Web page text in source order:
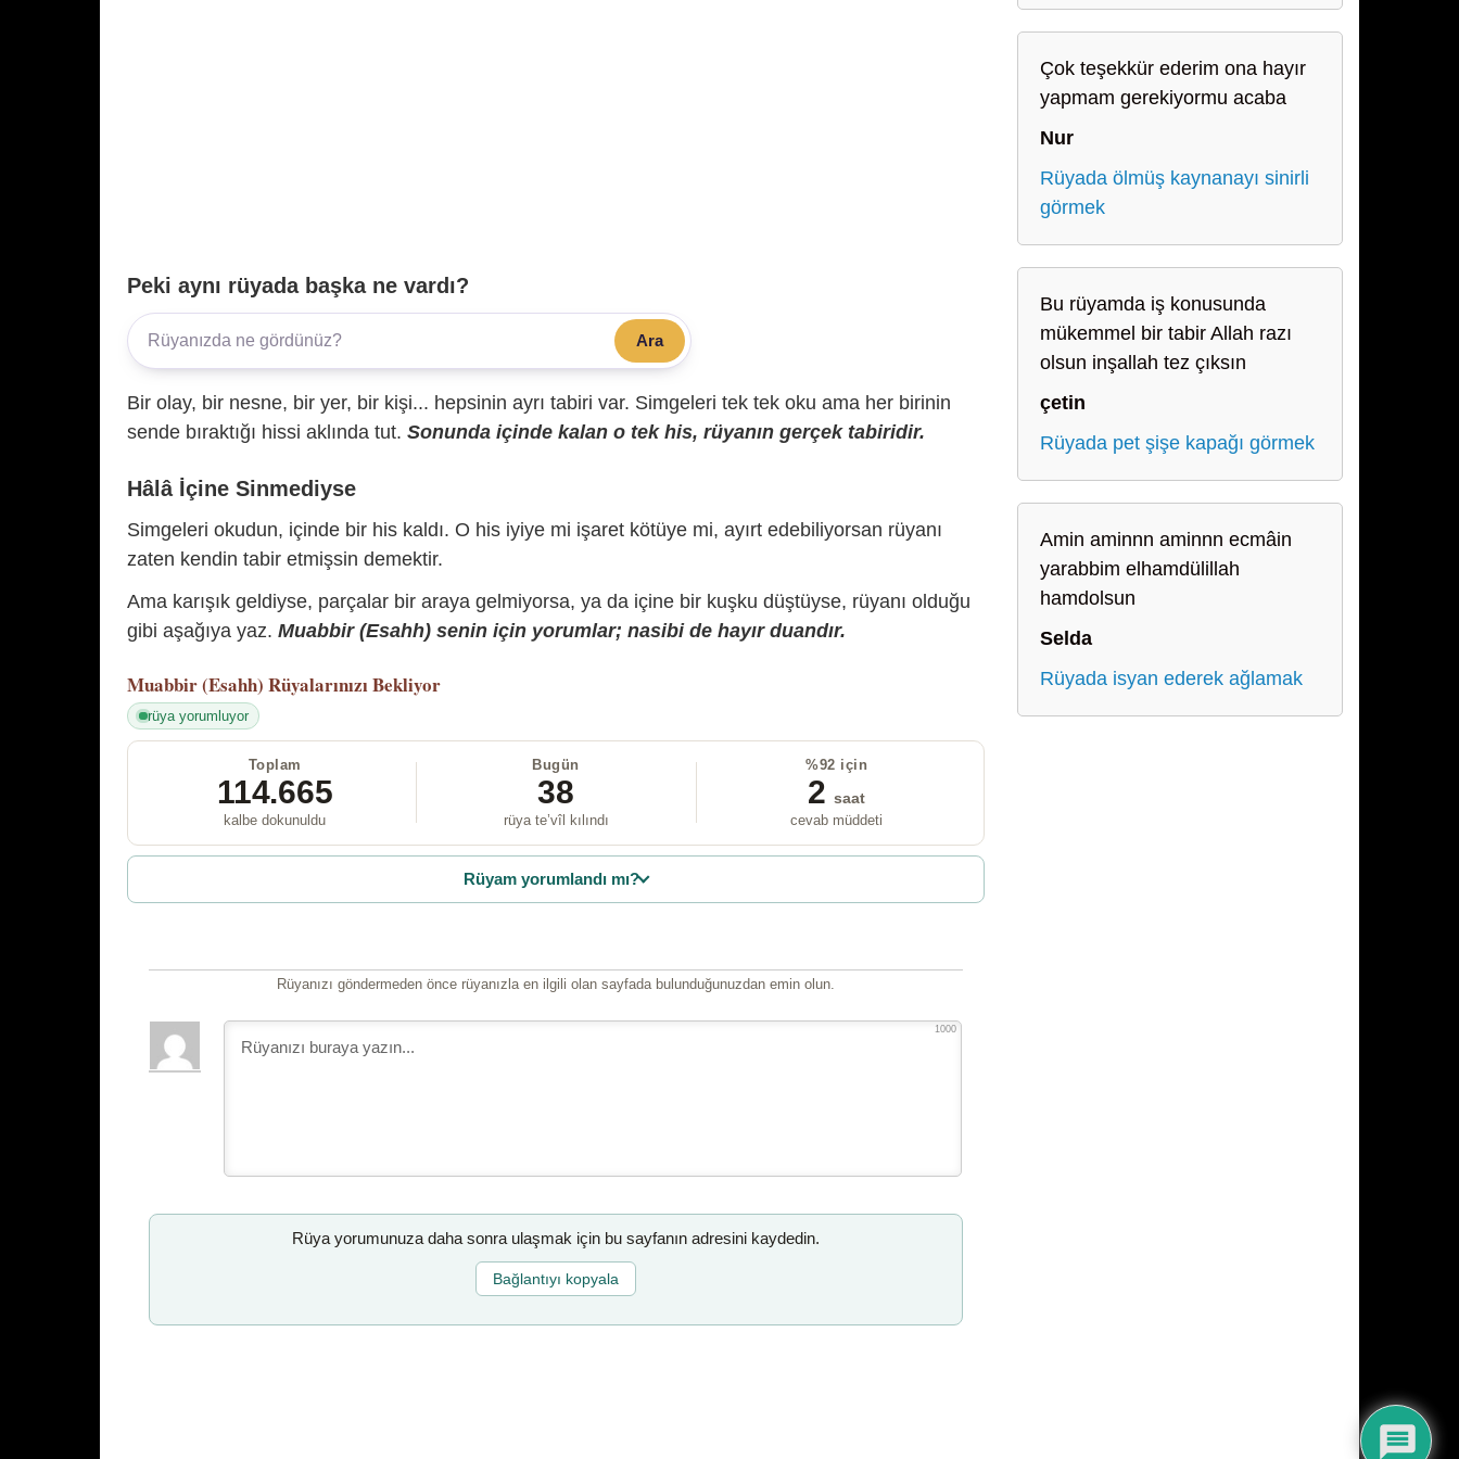
Peki aynı rüyada başka ne vardı?
Ara
Bir olay, bir nesne, bir yer, bir kişi... hepsinin ayrı tabiri var. Simgeleri tek tek oku ama her birinin
sende bıraktığı hissi aklında tut. Sonunda içinde kalan o tek his, rüyanın gerçek tabiridir.
Hâlâ İçine Sinmediyse
Simgeleri okudun, içinde bir his kaldı. O his iyiye mi işaret kötüye mi, ayırt edebiliyorsan rüyanı
zaten kendin tabir etmişsin demektir.
Ama karışık geldiyse, parçalar bir araya gelmiyorsa, ya da içine bir kuşku düştüyse, rüyanı olduğu
gibi aşağıya yaz. Muabbir (Esahh) senin için yorumlar; nasibi de hayır duandır.
Muabbir (Esahh) Rüyalarınızı Bekliyor
rüya yorumluyor
Toplam
114.665
kalbe dokunuldu
Bugün
38
rüya te’vîl kılındı
%92 için
2 saat
cevab müddeti
Rüyam yorumlandı mı?
Rüyanızı göndermeden önce rüyanızla en ilgili olan sayfada bulunduğunuzdan emin olun.
1000
Rüya yorumunuza daha sonra ulaşmak için bu sayfanın adresini kaydedin.
Bağlantıyı kopyala
Çok teşekkür ederim ona hayır
yapmam gerekiyormu acaba
Nur
Rüyada ölmüş kaynanayı sinirli
görmek
Bu rüyamda iş konusunda
mükemmel bir tabir Allah razı
olsun inşallah tez çıksın
çetin
Rüyada pet şişe kapağı görmek
Amin aminnn aminnn ecmâin
yarabbim elhamdülillah
hamdolsun
Selda
Rüyada isyan ederek ağlamak